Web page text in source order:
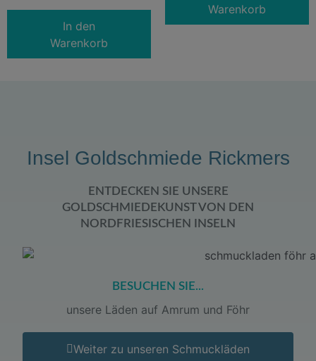
In den
Warenkorb
Warenkorb
Insel Goldschmiede Rickmers
ENTDECKEN SIE UNSERE
GOLDSCHMIEDEKUNST VON DEN
NORDFRIESISCHEN INSELN
BESUCHEN SIE...
unsere Läden auf Amrum und Föhr
Weiter zu unseren Schmuckläden